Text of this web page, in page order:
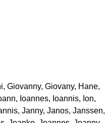
, Giovanny, Giovany, Hane,
, Ioannes, Ioannis, Ion,
, Janny, Janos, Janssen,